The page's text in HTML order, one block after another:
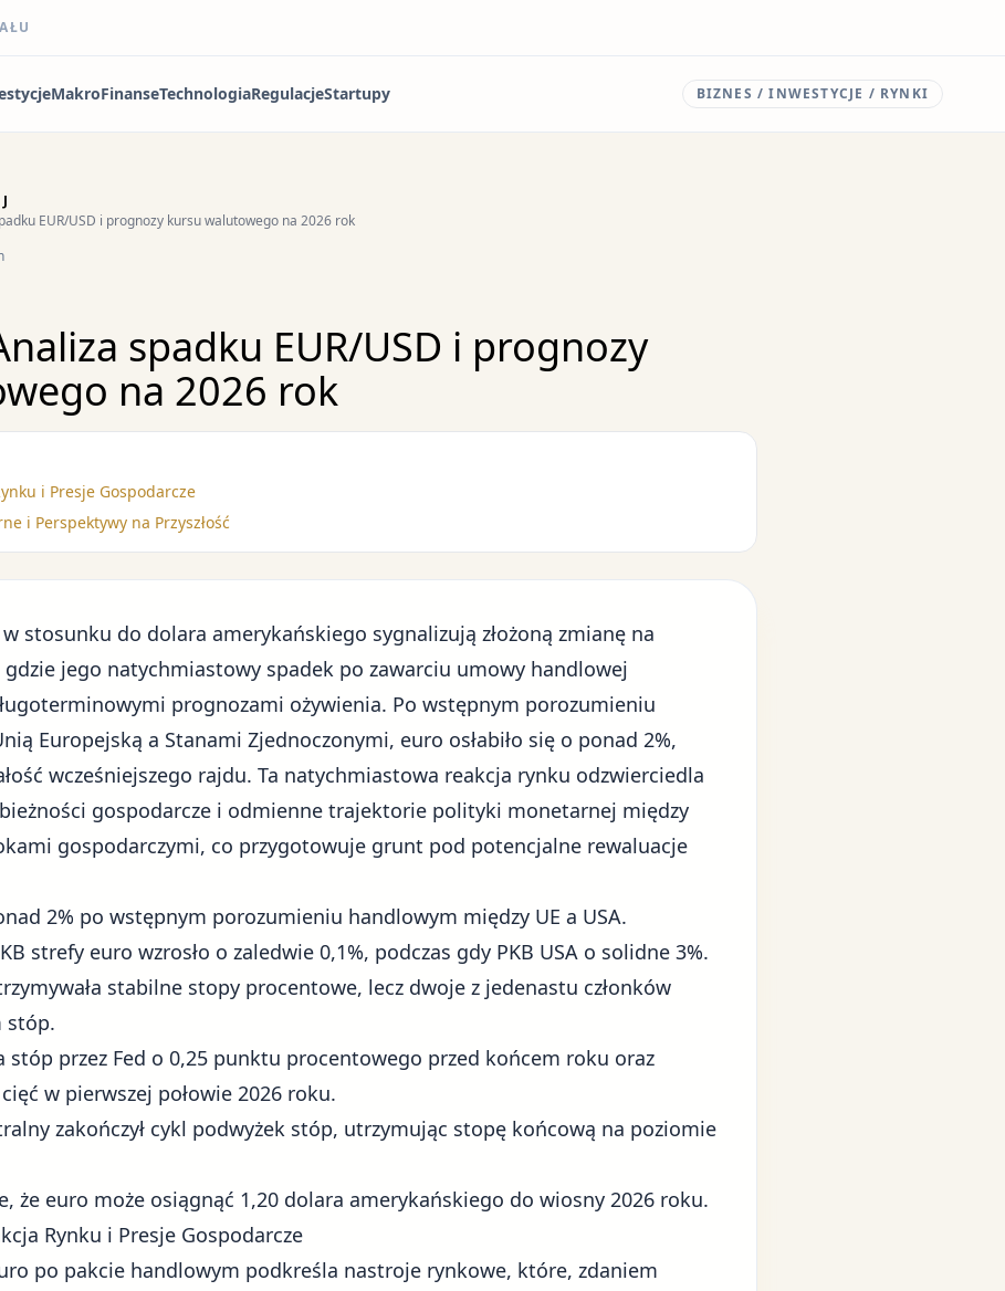
MakroFinanseTechnologiaRegulacjeStartupy BIZNES / INWESTYCJE / RYNKI
EUR/USD i prognozy kursu walutowego na 2026 rok
spadku EUR/USD i prognozy
na 2026 rok
i Presje Gospodarcze
i Perspektywy na Przyszłość
stosunku do dolara amerykańskiego sygnalizują złożoną zmianę na
jego natychmiastowy spadek po zawarciu umowy handlowej
prognozami ożywienia. Po wstępnym porozumieniu
Europejską a Stanami Zjednoczonymi, euro osłabiło się o ponad 2%,
wcześniejszego rajdu. Ta natychmiastowa reakcja rynku odzwierciedla
gospodarcze i odmienne trajektorie polityki monetarnej między
gospodarczymi, co przygotowuje grunt pod potencjalne rewaluacje
2% po wstępnym porozumieniu handlowym między UE a USA.
strefy euro wzrosło o zaledwie 0,1%, podczas gdy PKB USA o solidne 3%.
stabilne stopy procentowe, lecz dwoje z jedenastu członków
stóp.
stóp przez Fed o 0,25 punktu procentowego przed końcem roku oraz
w pierwszej połowie 2026 roku.
zakończył cykl podwyżek stóp, utrzymując stopę końcową na poziomie
że euro może osiągnąć 1,20 dolara amerykańskiego do wiosny 2026 roku.
Rynku i Presje Gospodarcze
po pakcie handlowym podkreśla nastroje rynkowe, które, zdaniem